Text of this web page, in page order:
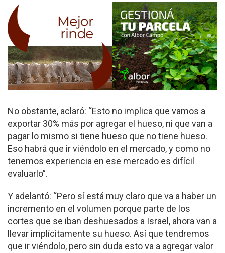
No obstante, aclaró: “Esto no implica que vamos a
exportar 30% más por agregar el hueso, ni que van a
pagar lo mismo si tiene hueso que no tiene hueso.
Eso habrá que ir viéndolo en el mercado, y como no
tenemos experiencia en ese mercado es difícil
evaluarlo”.
Y adelantó: “Pero sí está muy claro que va a haber un
incremento en el volumen porque parte de los
cortes que se iban deshuesados a Israel, ahora van a
llevar implícitamente su hueso. Así que tendremos
que ir viéndolo, pero sin duda esto va a agregar valor